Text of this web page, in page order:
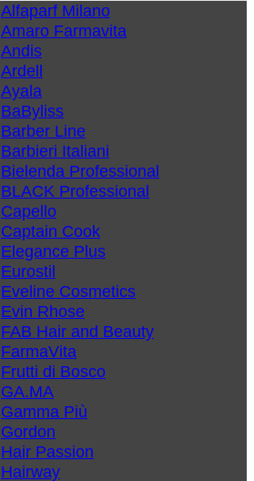
Alfaparf Milano
Amaro Farmavita
Andis
Ardell
Ayala
BaByliss
Barber Line
Barbieri Italiani
Bielenda Professional
BLACK Professional
Capello
Captain Cook
Elegance Plus
Eurostil
Eveline Cosmetics
Evin Rhose
FAB Hair and Beauty
FarmaVita
Frutti di Bosco
GA.MA
Gamma Più
Gordon
Hair Passion
Hairway